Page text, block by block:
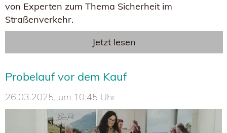
von Experten zum Thema Sicherheit im
Straßenverkehr.
Jetzt lesen
Probelauf vor dem Kauf
26.03.2025, um 10:45 Uhr